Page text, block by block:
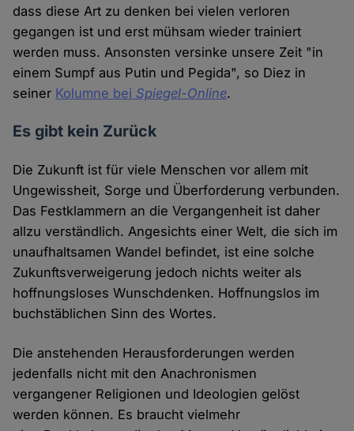
dass diese Art zu denken bei vielen verloren
gegangen ist und erst mühsam wieder trainiert
werden muss. Ansonsten versinke unsere Zeit "in
einem Sumpf aus Putin und Pegida", so Diez in
seiner Kolumne bei Spiegel-Online.
Es gibt kein Zurück
Die Zukunft ist für viele Menschen vor allem mit
Ungewissheit, Sorge und Überforderung verbunden.
Das Festklammern an die Vergangenheit ist daher
allzu verständlich. Angesichts einer Welt, die sich im
unaufhaltsamen Wandel befindet, ist eine solche
Zukunftsverweigerung jedoch nichts weiter als
hoffnungsloses Wunschdenken. Hoffnungslos im
buchstäblichen Sinn des Wortes.
Die anstehenden Herausforderungen werden
jedenfalls nicht mit den Anachronismen
vergangener Religionen und Ideologien gelöst
werden können. Es braucht vielmehr